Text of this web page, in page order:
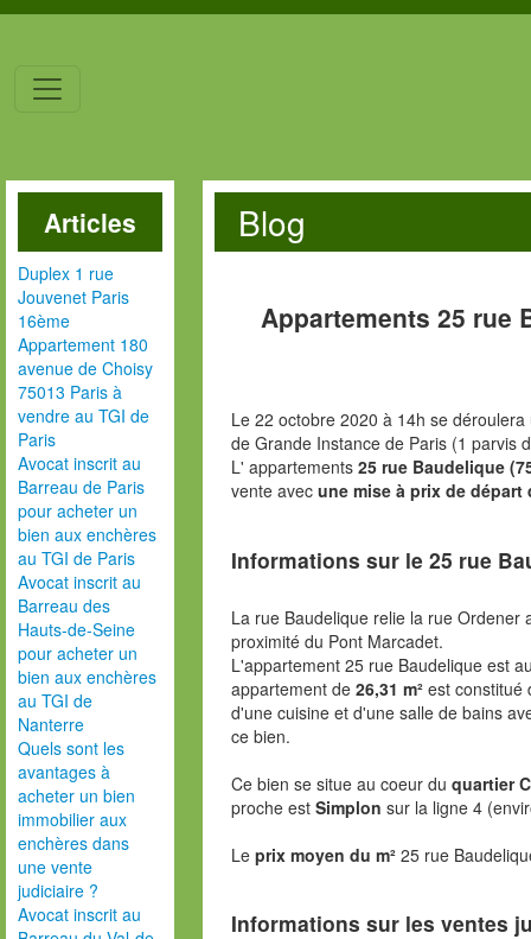
Articles
Duplex 1 rue
Jouvenet Paris
16ème
Appartement 180
avenue de Choisy
75013 Paris à
vendre au TGI de
Paris
Avocat inscrit au
Barreau de Paris
pour acheter un
bien aux enchères
au TGI de Paris
Avocat inscrit au
Barreau des
Hauts-de-Seine
pour acheter un
bien aux enchères
au TGI de
Nanterre
Quels sont les
avantages à
acheter un bien
immobilier aux
enchères dans
une vente
judiciaire ?
Avocat inscrit au
Blog
Appartements 25 rue
Le 22 octobre 2020 à 14h se
de Grande Instance de Paris (1 parvis
L' appartements 25 rue Baudelique
vente avec une mise à prix de départ
Informations sur le 25 rue
La rue Baudelique relie la rue
proximité du Pont Marcadet.
L'appartement 25 rue Baudelique est
appartement de 26,31 m²est constitué
d'une cuisine et d'une salle de bains
ce bien.
Ce bien se situe au coeur du quartier
proche est Simplon sur la ligne 4
Le prix moyen du m² 25 rue
Informations sur les ventes